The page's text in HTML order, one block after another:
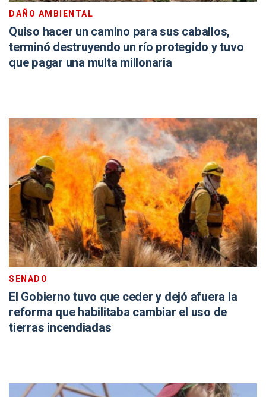
DAÑO AMBIENTAL
Quiso hacer un camino para sus caballos,
terminó destruyendo un río protegido y tuvo
que pagar una multa millonaria
SENADO
El Gobierno tuvo que ceder y dejó afuera la
reforma que habilitaba cambiar el uso de
tierras incendiadas